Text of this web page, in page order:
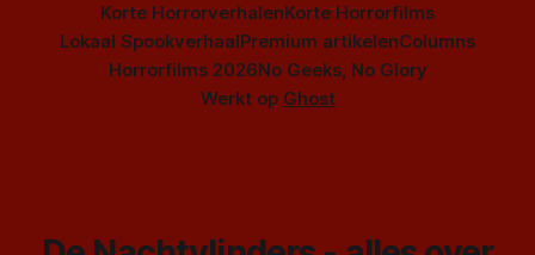
Korte HorrorverhalenKorte Horrorfilms
Lokaal SpookverhaalPremium artikelenColumns
Horrorfilms 2026No Geeks, No Glory
Werkt op Ghost